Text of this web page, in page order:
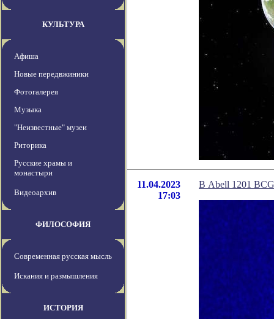
КУЛЬТУРА
Афиша
Новые передвжиники
Фотогалерея
Музыка
"Неизвестные" музеи
Риторика
Русские храмы и
монастыри
Видеоархив
ФИЛОСОФИЯ
Современная русская мысль
Искания и размышления
ИСТОРИЯ
11.04.2023
17:03
В Abell 1201 BCG